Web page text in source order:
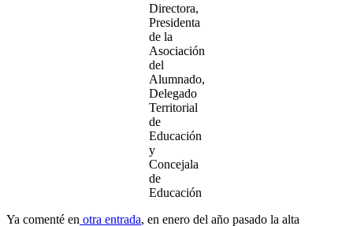
Directora,
Presidenta
de la
Asociación
del
Alumnado,
Delegado
Territorial
de
Educación
y
Concejala
de
Educación
Ya comenté en otra entrada, en enero del año pasado la alta